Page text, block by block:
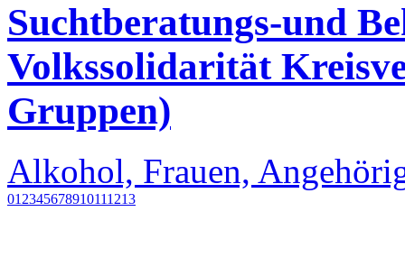
Suchtberatungs-und
Volkssolidarität
Gruppen)
Alkohol, Frauen,
01 2345678910111213